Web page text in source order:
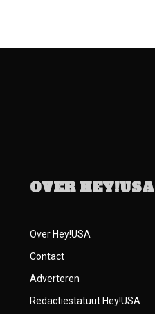
OVER HEY!USA
Over Hey!USA
Contact
Adverteren
Redactiestatuut Hey!USA